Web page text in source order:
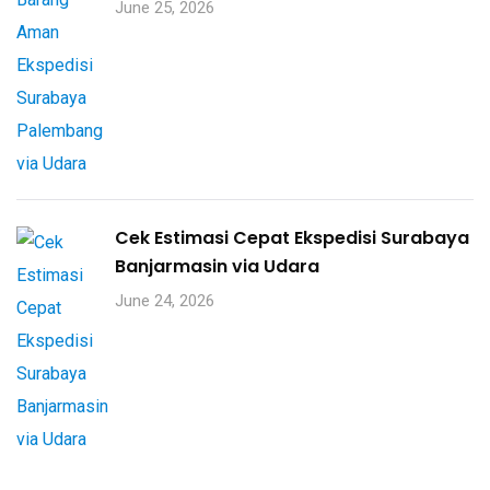
June 25, 2026
Cek Estimasi Cepat Ekspedisi Surabaya
Banjarmasin via Udara
June 24, 2026